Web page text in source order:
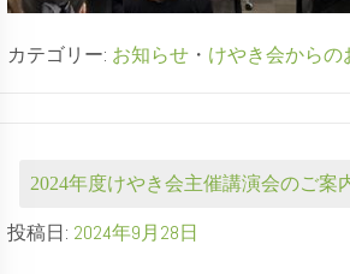
カテゴリー: お知らせ ・ けやき会からの
2024年度けやき会主催講演会のご案
投稿日: 2024年9月28日